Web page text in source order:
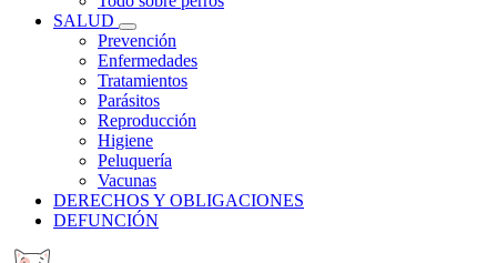
SALUD
Prevención
Enfermedades
Tratamientos
Parásitos
Reproducción
Higiene
Peluquería
Vacunas
DERECHOS Y OBLIGACIONES
DEFUNCIÓN